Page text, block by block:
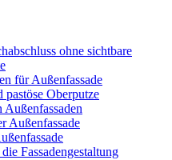
ohne sichtbare
für Außenfassade
pastöse Oberputze
Außenfassade
Fassadengestaltung